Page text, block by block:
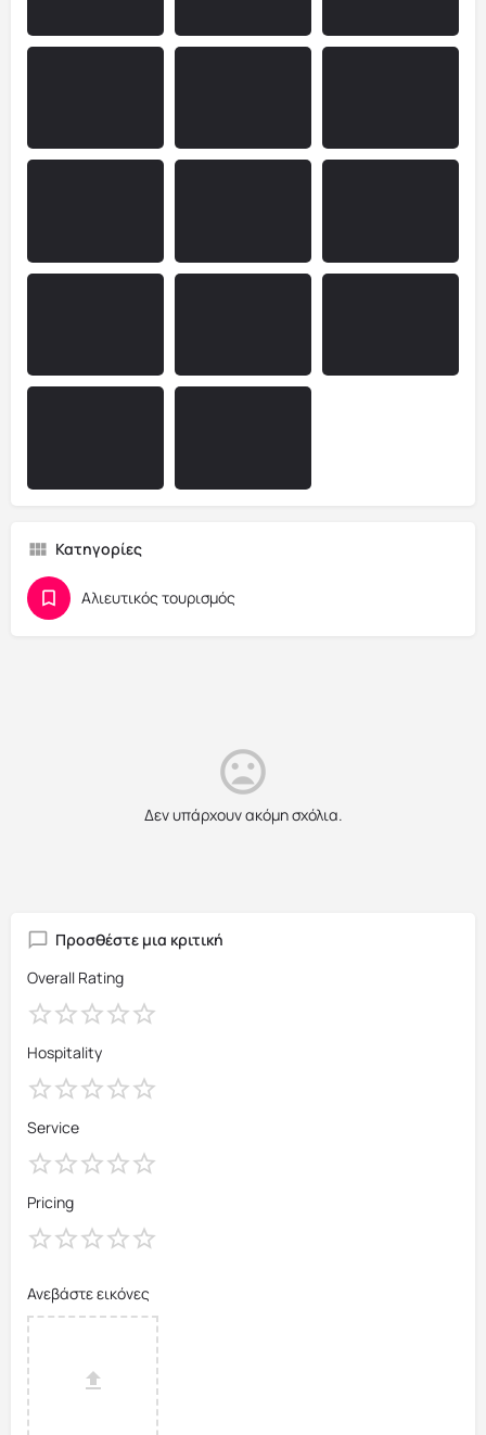
Κατηγορίες
Αλιευτικός τουρισμός
Δεν υπάρχουν ακόμη σχόλια.
Προσθέστε μια κριτική
Overall Rating
Hospitality
Service
Pricing
Ανεβάστε εικόνες